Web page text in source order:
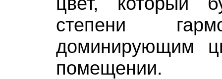
степени
доминирующим
помещении.